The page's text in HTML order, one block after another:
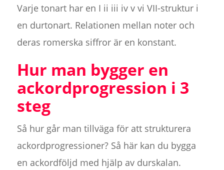
Varje tonart har en I ii iii iv v vi VII-struktur i
en durtonart. Relationen mellan noter och
deras romerska siffror är en konstant.
Hur man bygger en
ackordprogression i 3
steg
Så hur går man tillväga för att strukturera
ackordprogressioner? Så här kan du bygga
en ackordföljd med hjälp av durskalan.